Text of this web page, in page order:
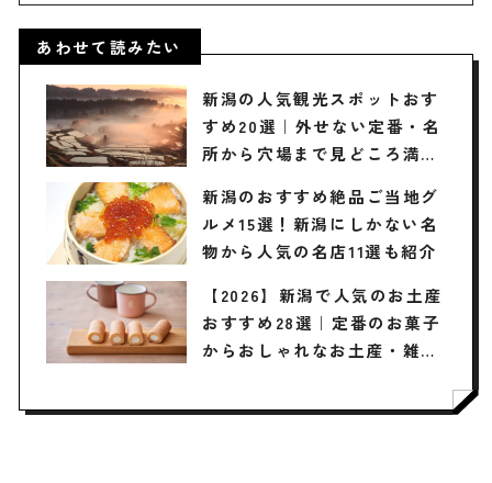
あわせて読みたい
新潟の人気観光スポットおす
すめ20選｜外せない定番・名
所から穴場まで見どころ満載
新潟のおすすめ絶品ご当地グ
ルメ15選！新潟にしかない名
物から人気の名店11選も紹介
【2026】新潟で人気のお土産
おすすめ28選｜定番のお菓子
からおしゃれなお土産・雑